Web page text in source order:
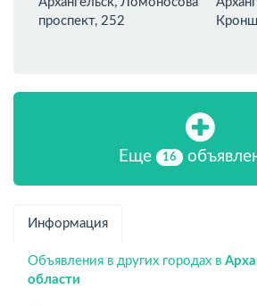
проспект, 252
Еще 16
Информация
Объявления в других городах в
области